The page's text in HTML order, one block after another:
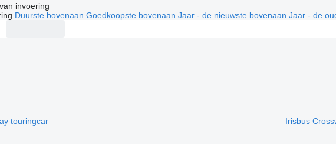
invoering
Duurste bovenaan Goedkoopste bovenaan Jaar - de nieuwste bovenaan Jaar - de
Irisbus